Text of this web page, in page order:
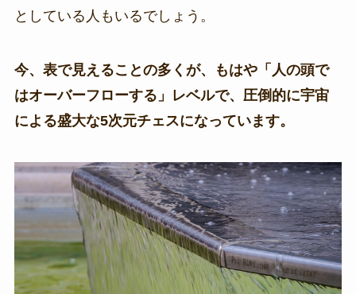
としている人もいるでしょう。
今、表で見えることの多くが、もはや「人の頭で
はオーバーフローする」レベルで、圧倒的に宇宙
による盛大な5次元チェスになっています。